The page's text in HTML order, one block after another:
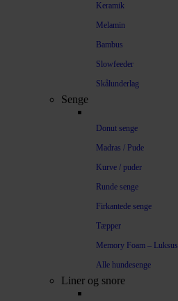
Keramik
Melamin
Bambus
Slowfeeder
Skålunderlag
Senge
Donut senge
Madras / Pude
Kurve / puder
Runde senge
Firkantede senge
Tæpper
Memory Foam – Luksus
Alle hundesenge
Liner og snore